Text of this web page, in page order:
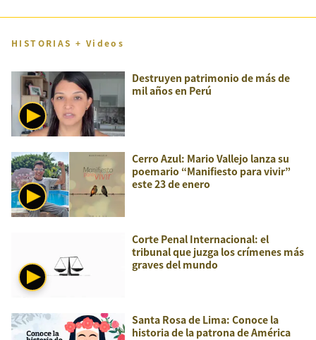
HISTORIAS + Videos
Destruyen patrimonio de más de
mil años en Perú
Cerro Azul: Mario Vallejo lanza su
poemario “Manifiesto para vivir”
este 23 de enero
Corte Penal Internacional: el
tribunal que juzga los crímenes más
graves del mundo
Santa Rosa de Lima: Conoce la
historia de la patrona de América